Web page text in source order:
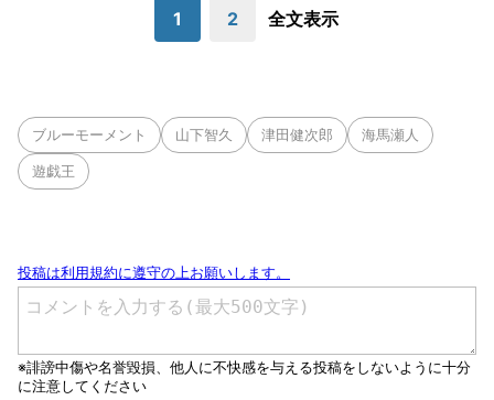
1 2 全文表示
ブルーモーメント 山下智久 津田健次郎 海馬瀬人
遊戯王